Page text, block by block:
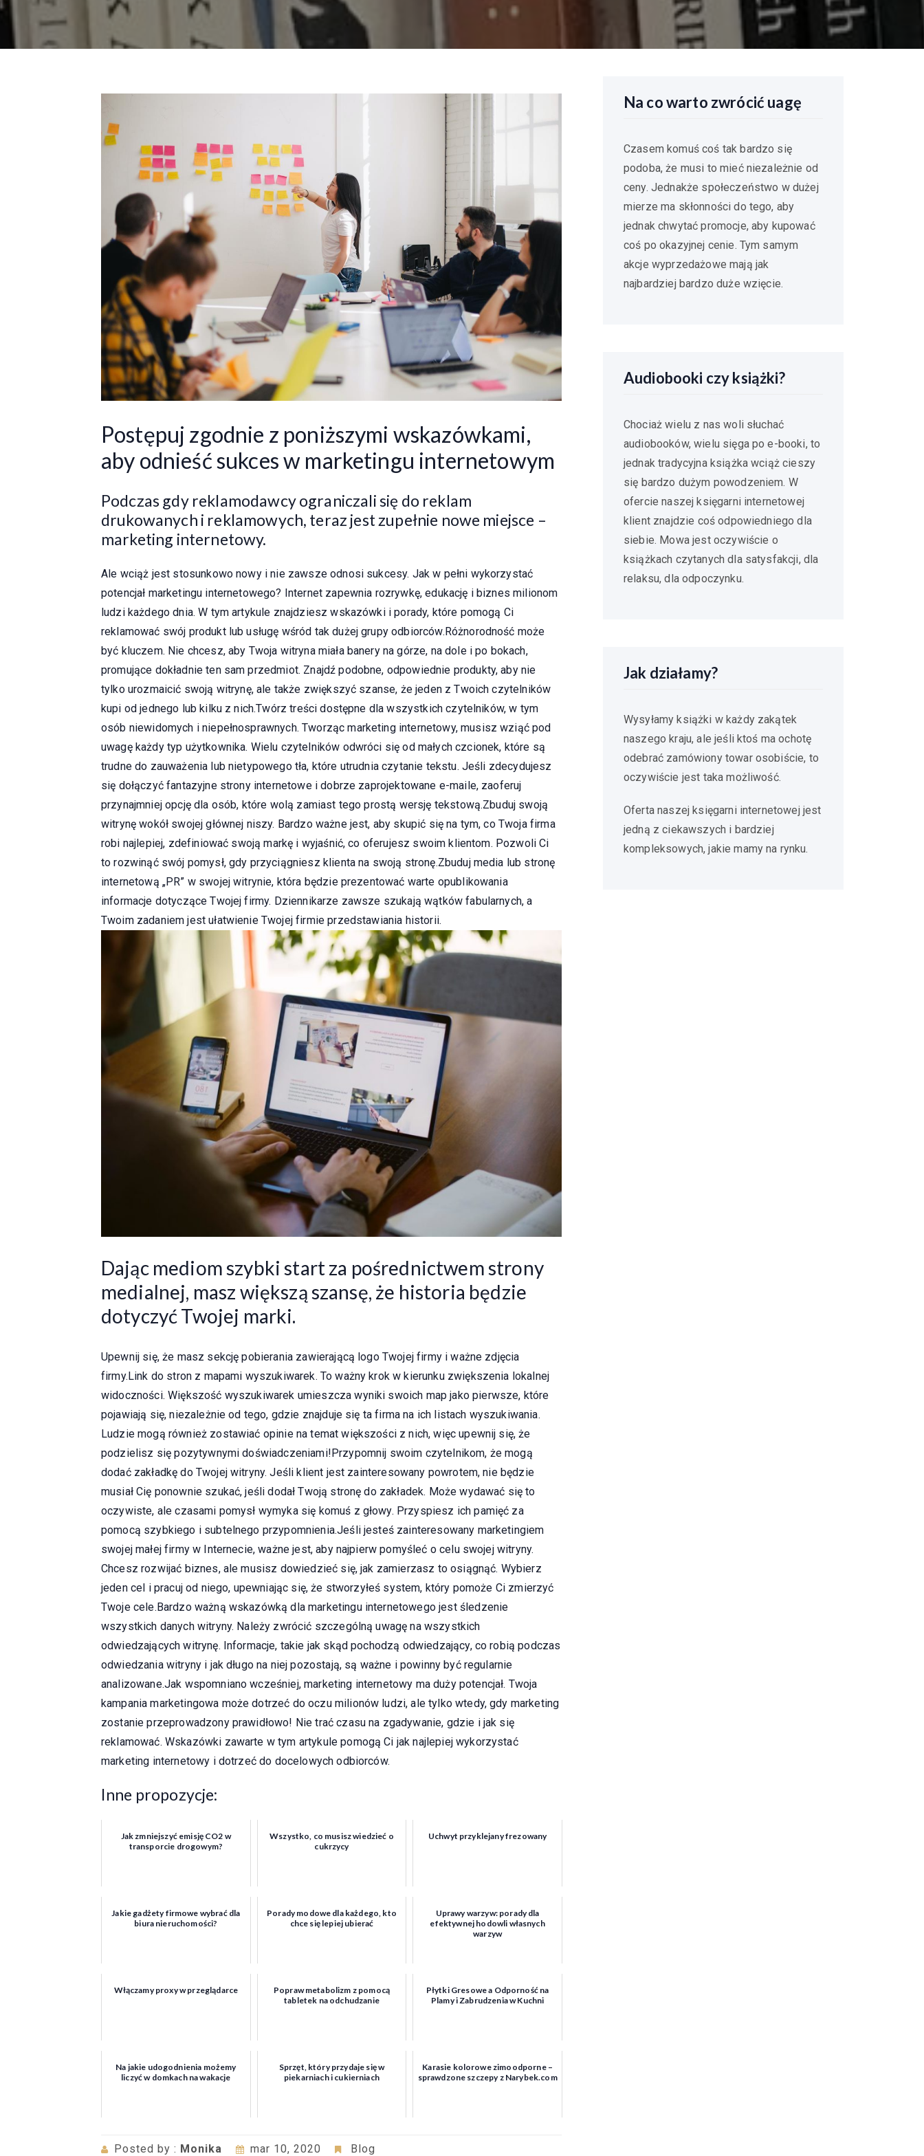
Postępuj zgodnie z poniższymi wskazówkami,
aby odnieść sukces w marketingu internetowym
Podczas gdy reklamodawcy ograniczali się do reklam
drukowanych i reklamowych, teraz jest zupełnie nowe miejsce –
marketing internetowy.
Ale wciąż jest stosunkowo nowy i nie zawsze odnosi sukcesy. Jak w pełni wykorzystać
potencjał marketingu internetowego? Internet zapewnia rozrywkę, edukację i biznes milionom
ludzi każdego dnia. W tym artykule znajdziesz wskazówki i porady, które pomogą Ci
reklamować swój produkt lub usługę wśród tak dużej grupy odbiorców.Różnorodność może
być kluczem. Nie chcesz, aby Twoja witryna miała banery na górze, na dole i po bokach,
promujące dokładnie ten sam przedmiot. Znajdź podobne, odpowiednie produkty, aby nie
tylko urozmaicić swoją witrynę, ale także zwiększyć szanse, że jeden z Twoich czytelników
kupi od jednego lub kilku z nich.Twórz treści dostępne dla wszystkich czytelników, w tym
osób niewidomych i niepełnosprawnych. Tworząc marketing internetowy, musisz wziąć pod
uwagę każdy typ użytkownika. Wielu czytelników odwróci się od małych czcionek, które są
trudne do zauważenia lub nietypowego tła, które utrudnia czytanie tekstu. Jeśli zdecydujesz
się dołączyć fantazyjne strony internetowe i dobrze zaprojektowane e-maile, zaoferuj
przynajmniej opcję dla osób, które wolą zamiast tego prostą wersję tekstową.Zbuduj swoją
witrynę wokół swojej głównej niszy. Bardzo ważne jest, aby skupić się na tym, co Twoja firma
robi najlepiej, zdefiniować swoją markę i wyjaśnić, co oferujesz swoim klientom. Pozwoli Ci
to rozwinąć swój pomysł, gdy przyciągniesz klienta na swoją stronę.Zbuduj media lub stronę
internetową „PR” w swojej witrynie, która będzie prezentować warte opublikowania
informacje dotyczące Twojej firmy. Dziennikarze zawsze szukają wątków fabularnych, a
Twoim zadaniem jest ułatwienie Twojej firmie przedstawiania historii.
Dając mediom szybki start za pośrednictwem strony
medialnej, masz większą szansę, że historia będzie
dotyczyć Twojej marki.
Upewnij się, że masz sekcję pobierania zawierającą logo Twojej firmy i ważne zdjęcia
firmy.Link do stron z mapami wyszukiwarek. To ważny krok w kierunku zwiększenia lokalnej
widoczności. Większość wyszukiwarek umieszcza wyniki swoich map jako pierwsze, które
pojawiają się, niezależnie od tego, gdzie znajduje się ta firma na ich listach wyszukiwania.
Ludzie mogą również zostawiać opinie na temat większości z nich, więc upewnij się, że
podzielisz się pozytywnymi doświadczeniami!Przypomnij swoim czytelnikom, że mogą
dodać zakładkę do Twojej witryny. Jeśli klient jest zainteresowany powrotem, nie będzie
musiał Cię ponownie szukać, jeśli dodał Twoją stronę do zakładek. Może wydawać się to
oczywiste, ale czasami pomysł wymyka się komuś z głowy. Przyspiesz ich pamięć za
pomocą szybkiego i subtelnego przypomnienia.Jeśli jesteś zainteresowany marketingiem
swojej małej firmy w Internecie, ważne jest, aby najpierw pomyśleć o celu swojej witryny.
Chcesz rozwijać biznes, ale musisz dowiedzieć się, jak zamierzasz to osiągnąć. Wybierz
jeden cel i pracuj od niego, upewniając się, że stworzyłeś system, który pomoże Ci zmierzyć
Twoje cele.Bardzo ważną wskazówką dla marketingu internetowego jest śledzenie
wszystkich danych witryny. Należy zwrócić szczególną uwagę na wszystkich
odwiedzających witrynę. Informacje, takie jak skąd pochodzą odwiedzający, co robią podczas
odwiedzania witryny i jak długo na niej pozostają, są ważne i powinny być regularnie
analizowane.Jak wspomniano wcześniej, marketing internetowy ma duży potencjał. Twoja
kampania marketingowa może dotrzeć do oczu milionów ludzi, ale tylko wtedy, gdy marketing
zostanie przeprowadzony prawidłowo! Nie trać czasu na zgadywanie, gdzie i jak się
reklamować. Wskazówki zawarte w tym artykule pomogą Ci jak najlepiej wykorzystać
marketing internetowy i dotrzeć do docelowych odbiorców.
Inne propozycje:
Jak zmniejszyć emisję CO2 w
transporcie drogowym?
Wszystko, co musisz wiedzieć o
cukrzycy
Uchwyt przyklejany frezowany
Jakie gadżety firmowe wybrać dla
biura nieruchomości?
Porady modowe dla każdego, kto
chce się lepiej ubierać
Uprawy warzyw: porady dla
efektywnej hodowli własnych
warzyw
Włączamy proxy w przeglądarce
Popraw metabolizm z pomocą
tabletek na odchudzanie
Płytki Gresowe a Odporność na
Plamy i Zabrudzenia w Kuchni
Na jakie udogodnienia możemy
liczyć w domkach na wakacje
Sprzęt, który przydaje się w
piekarniach i cukierniach
Karasie kolorowe zimoodporne –
sprawdzone szczepy z Narybek.com
Posted by : Monika mar 10, 2020 Blog
Na co warto zwrócić uagę
Czasem komuś coś tak bardzo się
podoba, że musi to mieć niezależnie od
ceny. Jednakże społeczeństwo w dużej
mierze ma skłonności do tego, aby
jednak chwytać promocje, aby kupować
coś po okazyjnej cenie. Tym samym
akcje wyprzedażowe mają jak
najbardziej bardzo duże wzięcie.
Audiobooki czy książki?
Chociaż wielu z nas woli słuchać
audiobooków, wielu sięga po e-booki, to
jednak tradycyjna książka wciąż cieszy
się bardzo dużym powodzeniem. W
ofercie naszej księgarni internetowej
klient znajdzie coś odpowiedniego dla
siebie. Mowa jest oczywiście o
książkach czytanych dla satysfakcji, dla
relaksu, dla odpoczynku.
Jak działamy?
Wysyłamy książki w każdy zakątek
naszego kraju, ale jeśli ktoś ma ochotę
odebrać zamówiony towar osobiście, to
oczywiście jest taka możliwość.
Oferta naszej księgarni internetowej jest
jedną z ciekawszych i bardziej
kompleksowych, jakie mamy na rynku.